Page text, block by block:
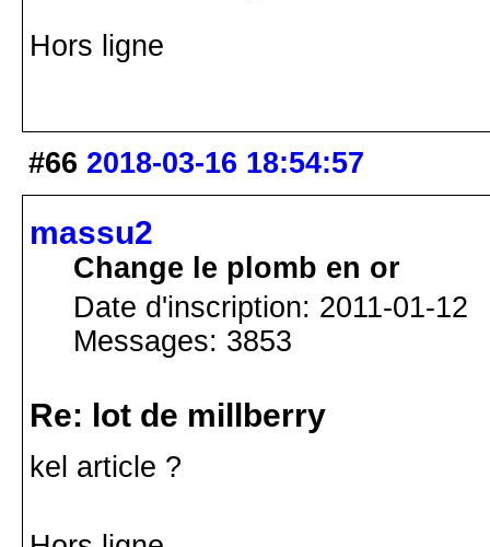
Hors ligne
#66 2018-03-16 18:54:57
massu2
Change le plomb en or
Date d'inscription: 2011-01-12
Messages: 3853
Re: lot de millberry
kel article ?